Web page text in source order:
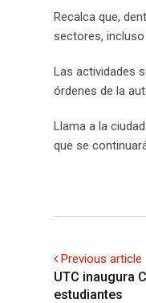
Recalca que,
sectores,
Las actividades
órdenes de la
Llama a la
que se
Previous article
UTC inaugura
estudiantes